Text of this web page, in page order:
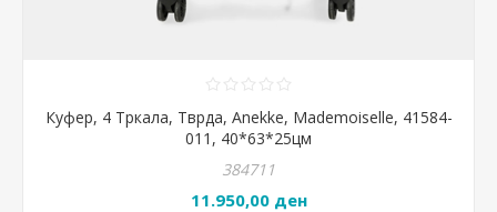
Куфер, 4 Тркала, Тврда, Anekke, Mademoiselle, 41584-
011, 40*63*25цм
384711
11.950,00 ден